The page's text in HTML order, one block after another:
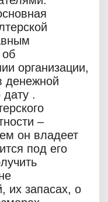
организации,
денежной
.
–
он владеет
под его
их запасах, о